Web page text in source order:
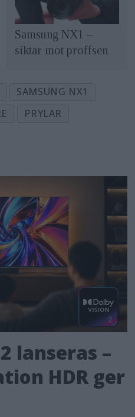
Samsung NX1 –
siktar mot proffsen
SAMSUNG NX1
PRYLAR
lanseras –
HDR ger